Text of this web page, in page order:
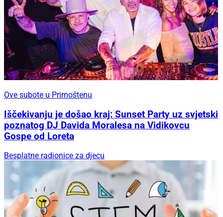
Ove subote u Primoštenu
Iščekivanju je došao kraj: Sunset Party uz svjetski
poznatog DJ Davida Moralesa na Vidikovcu
Gospe od Loreta
Besplatne radionice za djecu